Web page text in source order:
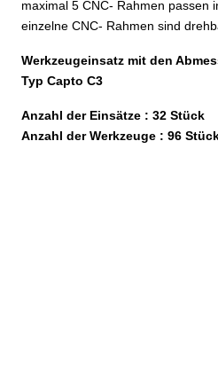
maximal 5 CNC- Rahmen passen
einzelne CNC- Rahmen sind
Werkzeugeinsatz mit den
Typ Capto C3
Anzahl der Einsätze : 32 Stück
Anzahl der Werkzeuge : 96